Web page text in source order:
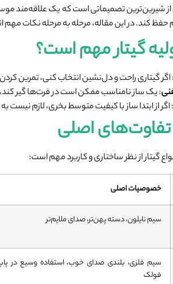
شیرین‌ترین تصمیماتی است که یک علاقه‌مند
حفظ کند. در این مقاله، مرحله به مرحله نکات
گیتار مهم است؟
: اگر گیتاری راحت و دل‌نشین انتخاب کنی، تمرین
: یک ساز نامناسب ممکن است در فرت‌ها گیر کند،
: اگر از ابتدا ساز با کیفیت متوسط بخری، لازم
تفاوت‌های اصلی
گیتار از نظر ساختاری و کاربرد مهم است:
خصوصیات اصلی
سیم نایلون، دسته پهن‌تر، صدای ملایم‌تر
سیم فلزی، بلندی صدای خوب، استفاده وسیع در
فولک